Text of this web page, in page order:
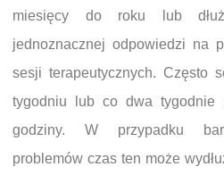
miesięcy do roku lub
jednoznacznej odpowiedzi na
sesji terapeutycznych. Często
tygodniu lub co dwa
godziny. W przypadku
problemów czas ten może